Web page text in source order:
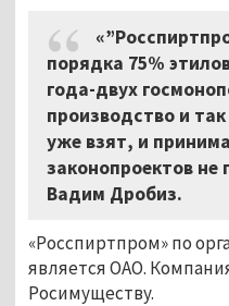
порядка 75%
года-двух
производство и
уже взят, и
законопроектов
Вадим Дробиз.
«Росспиртпром» по
является ОАО.
Росимуществу.